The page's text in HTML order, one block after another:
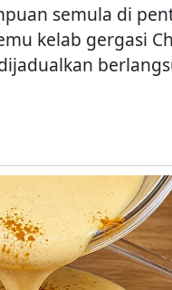
semula di
kelab gergasi